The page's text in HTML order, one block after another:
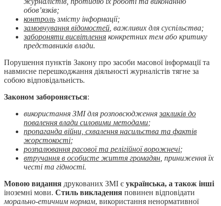
обов’язків;
контроль змісту інформації;
замовчування відомостей , важливих для суспільства;
забороняти висвітлення конкретних тем або критику
представників влади.
Порушення пунктів Закону про засоби масової інформації та
навмисне перешкоджання діяльності журналістів тягне за
собою відповідальність.
Законом забороняється:
використання ЗМІ для розповсюдження закликів до
повалення влади силовими методами;
пропаганда війни, схвалення насильства та фактів
жорстокості;
розпалювання расової та релігійної ворожнечі;
втручання в особисте життя громадян , приниження їх
честі та гідності.
Мовою видання друкованих ЗМІ є українська, а також інші
іноземні мови. Стиль викладення повинен відповідати
морально-етичним нормам, використання ненормативної